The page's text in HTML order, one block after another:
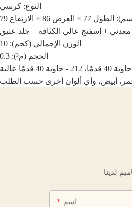
النوع: كرسي
77 × العرض 86 × الارتفاع 79
معدني + إسفنج عالي الكثافة + جلد عتيق
الوزن الإجمالي (كجم): 10
الحجم (م³): 0.3
أبيض، وأي ألوان أخرى حسب الطلب
اسم